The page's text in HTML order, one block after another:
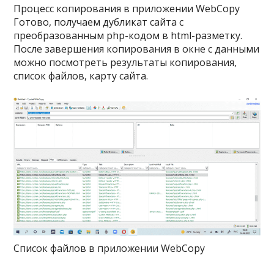
Процесс копирования в приложении WebCopy
Готово, получаем дубликат сайта с
преобразованным php-кодом в html-разметку.
После завершения копирования в окне с данными
можно посмотреть результаты копирования,
список файлов, карту сайта.
Список файлов в приложении WebCopy